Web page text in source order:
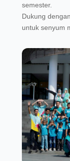
semester.
Dukung
untuk senyum